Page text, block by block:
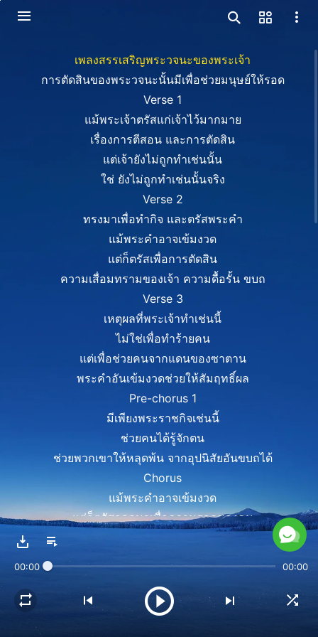
เพลงสรรเสริญพระวจนะของพระเจ้า
การตัดสินของพระวจนะนั้นมีเพื่อช่วยมนุษย์ให้รอด
Verse 1
แม้พระเจ้าตรัสแก่เจ้าไว้มากมาย
เรื่องการตีสอน และการตัดสิน
แต่เจ้ายังไม่ถูกทำเช่นนั้น
ใช่ ยังไม่ถูกทำเช่นนั้นจริง
Verse 2
ทรงมาเพื่อทำกิจ และตรัสพระคำ
แม้พระคำอาจเข้มงวด
แต่ก็ตรัสเพื่อการตัดสิน
ความเสื่อมทรามของเจ้า ความดื้อรั้น ขบถ
Verse 3
เหตุผลที่พระเจ้าทำเช่นนี้
ไม่ใช่เพื่อทำร้ายคน
แต่เพื่อช่วยคนจากแดนของซาตาน
พระคำอันเข้มงวดช่วยให้สัมฤทธิ์ผล
Pre-chorus 1
มีเพียงพระราชกิจเช่นนี้
ช่วยคนได้รู้จักตน
ช่วยพวกเขาให้หลุดพ้น จากอุปนิสัยอันขบถได้
Chorus
แม้พระคำอาจเข้มงวด
แต่ก็ตรัสออกมาเพื่อความรอดของคน
รู้ว่ามีแสงสว่างที่ช่างล้ำค่า
รู้ว่าพระคำนั้นให้คุณ
00:00 00:00